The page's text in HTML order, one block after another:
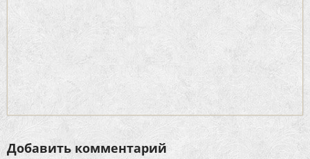
Добавить комментарий